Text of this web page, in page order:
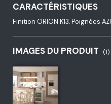
CARACTÉRISTIQUES
Finition ORION K13. Poignées
IMAGES DU PRODUIT (1)